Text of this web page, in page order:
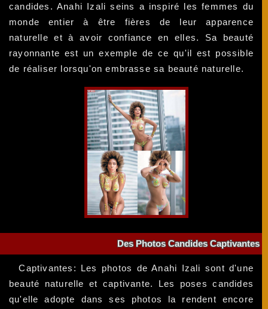
candides. Anahi Izali seins a inspiré les femmes du
monde entier à être fières de leur apparence
naturelle et à avoir confiance en elles. Sa beauté
rayonnante est un exemple de ce qu'il est possible
de réaliser lorsqu'on embrasse sa beauté naturelle.
Des Photos Candides Captivantes
Captivantes: Les photos de Anahi Izali sont d'une
beauté naturelle et captivante. Les poses candides
qu'elle adopte dans ses photos la rendent encore